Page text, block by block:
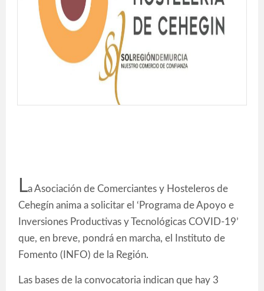
La Asociación de Comerciantes y Hosteleros de
Cehegín anima a solicitar el ‘Programa de Apoyo e
Inversiones Productivas y Tecnológicas COVID-19’
que, en breve, pondrá en marcha, el Instituto de
Fomento (INFO) de la Región.
Las bases de la convocatoria indican que hay 3